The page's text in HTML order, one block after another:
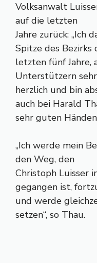
Volksanwalt
auf die letzten
Jahre zurück: „Ich
Spitze des Bezirks
letzten fünf
Unterstützern sehr
herzlich und bin
auch bei Harald
sehr guten Händen
„Ich werde mein
den Weg, den
Christoph Luisser
gegangen ist,
und werde
setzen“, so Thau.